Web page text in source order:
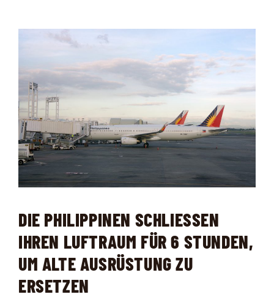
DIE PHILIPPINEN SCHLIESSEN I
HREN LUFTRAUM FÜR 6 STUNDEN, U
M ALTE AUSRÜSTUNG ZU E
RSETZEN